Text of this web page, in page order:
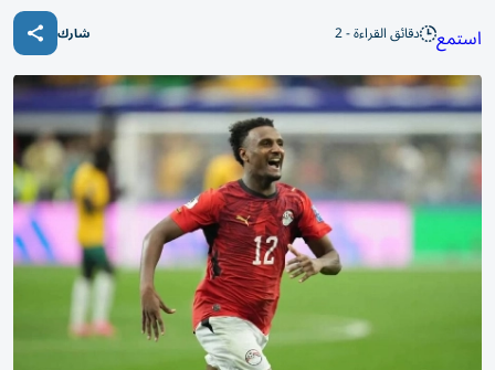
استمع دقائق القراءة - 2 شارك